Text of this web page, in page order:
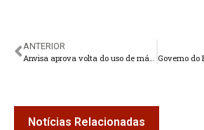
ANTERIOR
Anvisa aprova volta do uso de máscaras em aviões e aeroportos
Notícias Relacionadas